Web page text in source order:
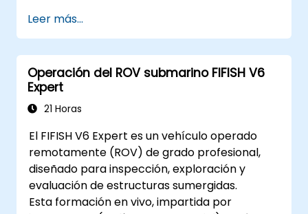
Implementar protocolos de seguridad y
técnicas de resolución de problemas.
Optimizar flujos de trabajo robotizados
para mejorar la eficiencia.
Leer más...
Operación del ROV submarino FIFISH V6
Expert
21 Horas
El FIFISH V6 Expert es un vehículo operado
remotamente (ROV) de grado profesional,
diseñado para inspección, exploración y
evaluación de estructuras sumergidas.
Esta formación en vivo, impartida por